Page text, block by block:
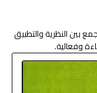
بين النظرية والتطبيق
وفعالية.